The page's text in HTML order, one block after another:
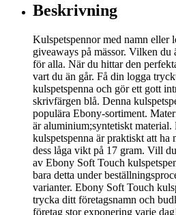
Beskrivning
Kulspetspennor med namn eller
giveaways på mässor. Vilken du
för alla. När du hittar den
vart du än går. Få din logga
kulspetspenna och gör ett gott
skrivfärgen blå. Denna
populära Ebony-sortiment.
är aluminium;syntetiskt
kulspetspenna är praktiskt att ha
dess låga vikt på 17 gram. Vill
av Ebony Soft Touch
bara detta under
varianter. Ebony Soft Touch
trycka ditt företagsnamn och
företag stor exponering varje